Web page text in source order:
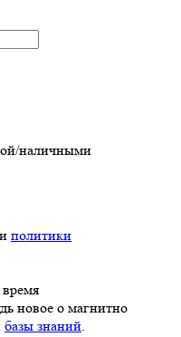
наличными
политики
новое о магнитно
базы знаний.